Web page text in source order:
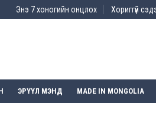
Энэ 7 хоногийн онцлох Хориггүй
ЭРҮҮЛ МЭНД MADE IN MONGOLIA